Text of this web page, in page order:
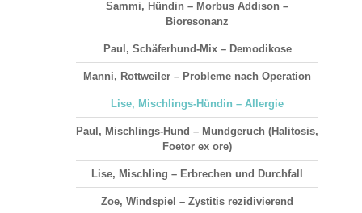
Sammi, Hündin – Morbus Addison –
Bioresonanz
Paul, Schäferhund-Mix – Demodikose
Manni, Rottweiler – Probleme nach Operation
Lise, Mischlings-Hündin – Allergie
Paul, Mischlings-Hund – Mundgeruch (Halitosis,
Foetor ex ore)
Lise, Mischling – Erbrechen und Durchfall
Zoe, Windspiel – Zystitis rezidivierend